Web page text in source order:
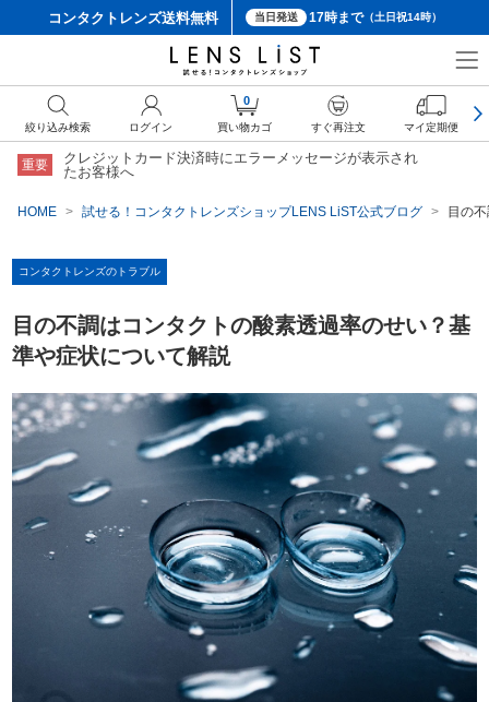
コンタクトレンズ送料無料 当日発送 17時まで（土日祝14時）
重要
クレジットカード決済時にエラーメッセージが表示され
たお客様へ
HOME 試せる！コンタクトレンズショップLENS LiST公式ブログ 目の
コンタクトレンズのトラブル
目の不調はコンタクトの酸素透過率のせい？基
準や症状について解説
絞り込み検索 ログイン
0
買い物カゴ すぐ再注文 マイ定期便